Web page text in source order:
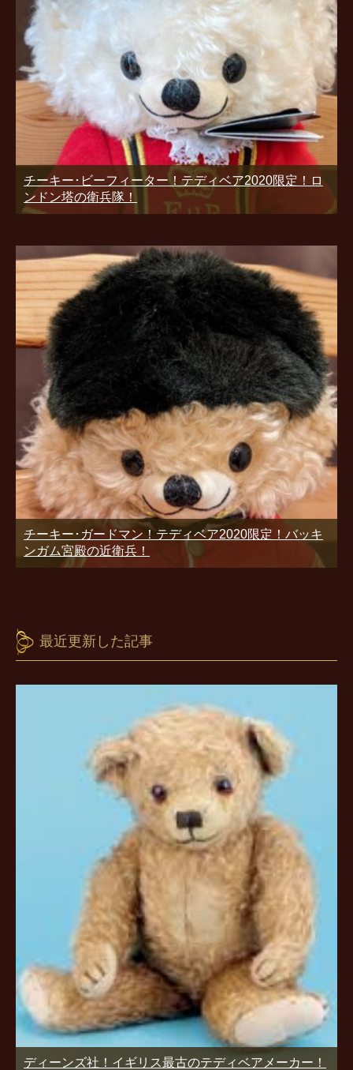
チーキー･ビーフィーター！テディベア2020限定！ロ
ンドン塔の衛兵隊！
チーキー･ガードマン！テディベア2020限定！バッキ
ンガム宮殿の近衛兵！
最近更新した記事
ディーンズ社！イギリス最古のテディベアメーカー！